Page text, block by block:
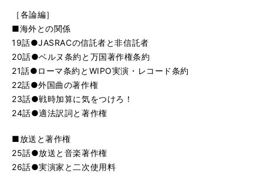
［各論編］
■海外との関係
19話●JASRACの信託者と非信託者
20話●ベルヌ条約と万国著作権条約
21話●ローマ条約とWIPO実演・レコード条約
22話●外国曲の著作権
23話●戦時加算に気をつけろ！
24話●適法訳詞と著作権
■放送と著作権
25話●放送と音楽著作権
26話●実演家と二次使用料